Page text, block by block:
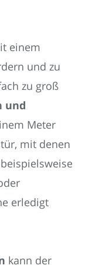
einem
und zu
zu groß
und
Meter
mit denen
erledigt
kann der